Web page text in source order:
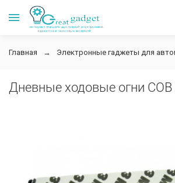
Главная Электронные гаджеты для
Дневные ходовые огни СОВ